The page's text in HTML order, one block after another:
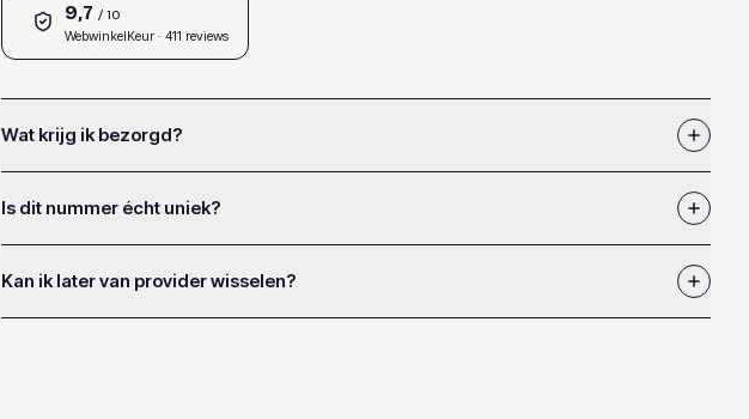
9,7 / 10
WebwinkelKeur· 411 reviews
Wat krijg ik bezorgd?
Is dit nummer écht uniek?
Kan ik later van provider wisselen?